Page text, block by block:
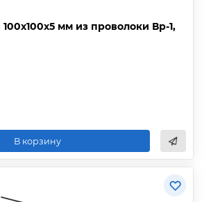
100х100х5 мм из проволоки Вр-1,
В корзину